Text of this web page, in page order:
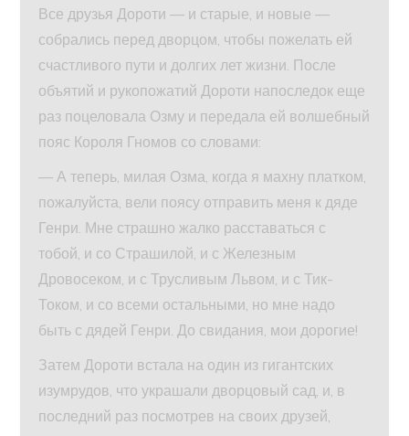
Все друзья Дороти — и старые, и новые —
собрались перед дворцом, чтобы пожелать ей
счастливого пути и долгих лет жизни. После
объятий и рукопожатий Дороти напоследок еще
раз поцеловала Озму и передала ей волшебный
пояс Короля Гномов со словами:
— А теперь, милая Озма, когда я махну платком,
пожалуйста, вели поясу отправить меня к дяде
Генри. Мне страшно жалко расставаться с
тобой, и со Страшилой, и с Железным
Дровосеком, и с Трусливым Львом, и с Тик-
Током, и со всеми остальными, но мне надо
быть с дядей Генри. До свидания, мои дорогие!
Затем Дороти встала на один из гигантских
изумрудов, что украшали дворцовый сад, и, в
последний раз посмотрев на своих друзей,